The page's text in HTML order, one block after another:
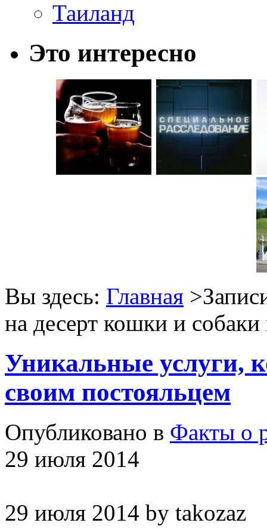
Таиланд
Это интересно
Вы здесь: Главная
на десерт кошки и
Уникальные услуги,
своим постояльцем
Опубликовано в Факты о
29 июля 2014
29 июля 2014 by takozaz